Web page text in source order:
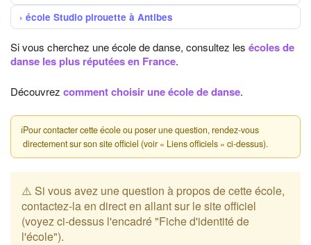
école Studio pirouette à Antibes
Si vous cherchez une école de danse, consultez les écoles de
danse les plus réputées en France.
Découvrez comment choisir une école de danse.
ℹPour contacter cette école ou poser une question, rendez-vous
directement sur son site officiel (voir « Liens officiels » ci-dessus).
⚠️ Si vous avez une question à propos de cette école,
contactez-la en direct en allant sur le site officiel
(voyez ci-dessus l'encadré "Fiche d'identité de
l'école").